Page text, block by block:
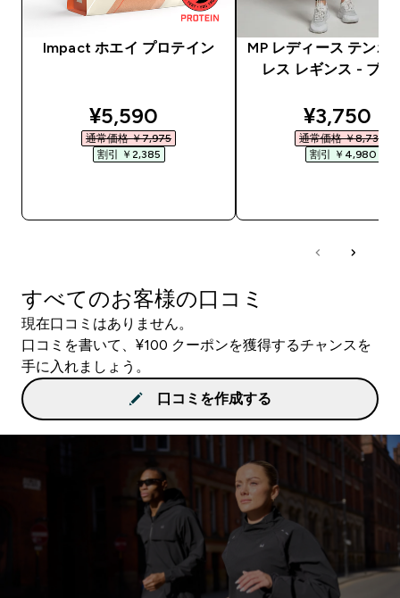
Impact ホエイ プロテイン
discounted price
¥5,590‎
通常価格 ￥7,975‎
割引 ￥2,385‎
MP レディース テンポ
レス レギンス - ブラ
¥3,750‎
通常価格 ￥8,730‎
割引 ￥4,980‎
すべてのお客様の口コミ
現在口コミはありません。
口コミを書いて、¥100 クーポンを獲得するチャンスを
手に入れましょう。
口コミを作成する